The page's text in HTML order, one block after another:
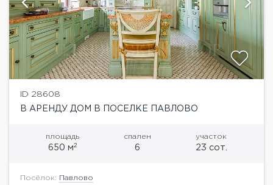
ID 28608
В АРЕНДУ ДОМ В ПОСЕЛКЕ ПАВЛОВО
площадь
650 м2
спален
6
участок
23 сот.
Посёлок: Павлово